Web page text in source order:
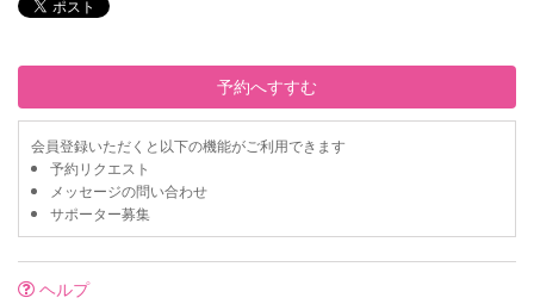
予約へすすむ
会員登録いただくと以下の機能がご利用できます
予約リクエスト
メッセージの問い合わせ
サポーター募集
ヘルプ